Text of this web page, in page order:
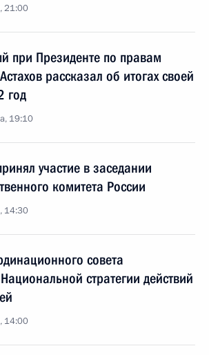
21:00
при Президенте по правам
рассказал об итогах своей
год
19:10
участие в заседании
комитета России
14:30
совета
стратегии действий
14:00